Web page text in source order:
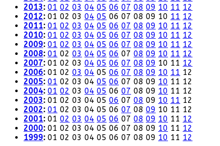
2013: 01 02 03 04 05 06 07 08 09 10 11 12
2012: 01 02 03 04 05 06 07 08 09 10 11 12
2011: 01 02 03 04 05 06 07 08 09 10 11 12
2010: 01 02 03 04 05 06 07 08 09 10 11 12
2009: 01 02 03 04 05 06 07 08 09 10 11 12
2008: 01 02 03 04 05 06 07 08 09 10 11 12
2007: 01 02 03 04 05 06 07 08 09 10 11 12
2006: 01 02 03 04 05 06 07 08 09 10 11 12
2005: 01 02 03 04 05 06 07 08 09 10 11 12
2004: 01 02 03 04 05 06 07 08 09 10 11 12
2003: 01 02 03 04 05 06 07 08 09 10 11 12
2002: 01 02 03 04 05 06 07 08 09 10 11 12
2001: 01 02 03 04 05 06 07 08 09 10 11 12
2000: 01 02 03 04 05 06 07 08 09 10 11 12
1999: 01 02 03 04 05 06 07 08 09 10 11 12